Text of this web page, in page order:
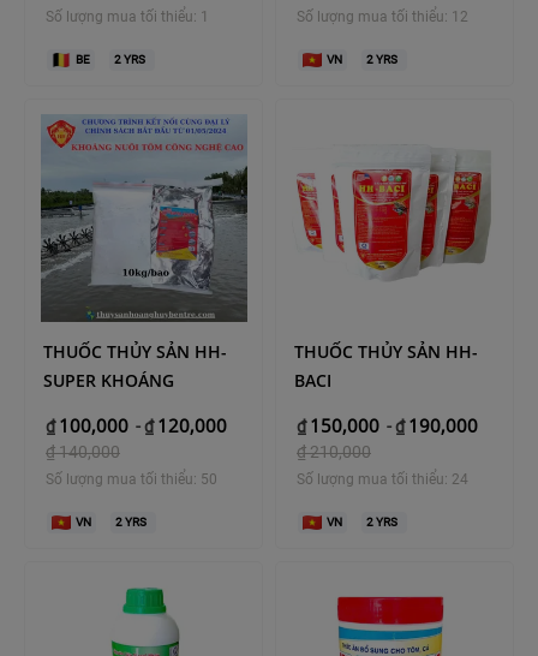
Số lượng mua tối thiểu: 1
BE 2YRS
Số lượng mua tối thiểu: 12
VN 2YRS
THUỐC THỦY SẢN HH-
SUPER KHOÁNG
₫ 100,000 -₫ 120,000
₫140,000
Số lượng mua tối thiểu: 50
VN 2YRS
THUỐC THỦY SẢN HH-
BACI
₫ 150,000 -₫ 190,000
₫210,000
Số lượng mua tối thiểu: 24
VN 2YRS